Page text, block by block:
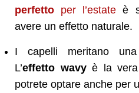
perfetto per l’estate è
avere un effetto naturale.
I capelli meritano una
L’effetto wavyè la vera
potrete optare anche per